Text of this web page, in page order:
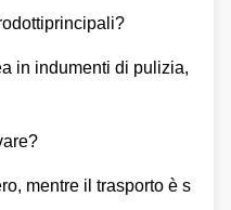
in indumenti di pulizia,
mentre il trasporto è sul